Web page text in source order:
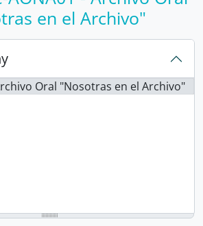
en el Archivo"
Oral "Nosotras en el Archivo"